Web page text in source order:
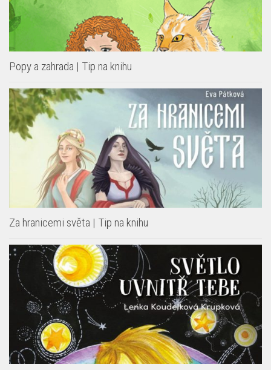
Popy a zahrada | Tip na knihu
Za hranicemi světa | Tip na knihu